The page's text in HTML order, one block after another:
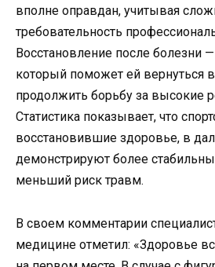
вполне оправдан, учитывая
требовательность
Восстановление после болезни
который поможет ей вернуться
продолжить борьбу за высокие
Статистика показывает, что
восстановившие здоровье, в
демонстрируют более
меньший риск травм.
В своем комментарии
медицине отметил: «Здоровье